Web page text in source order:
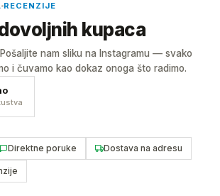
RECENZIJE
kupaca
nam sliku na Instagramu — svako
i čuvamo kao dokaz onoga što radimo.
Direktne poruke Dostava na adresu